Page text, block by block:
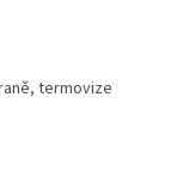
termovize